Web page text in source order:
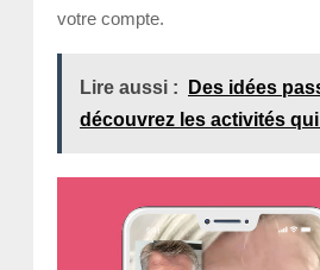
votre compte.
Lire aussi :
Des idées
découvrez les activités